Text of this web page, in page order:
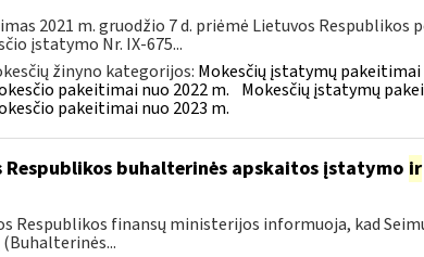
2021 m. gruodžio 7 d. priėmė Lietuvos Respublikos
įstatymo Nr. IX-675...
žinyno kategorijos: Mokesčių įstatymų pakeitimai
pakeitimai nuo 2022 m. Mokesčių įstatymų
pakeitimai nuo 2023 m.
buhalterinės apskaitos įstatymo ir
Respublikos finansų ministerijos informuoja, kad